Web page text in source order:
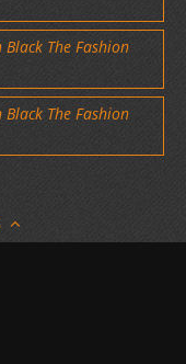
The Fashion
The Fashion